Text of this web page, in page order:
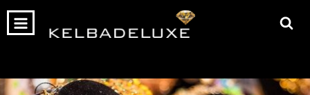
PRODUTOS